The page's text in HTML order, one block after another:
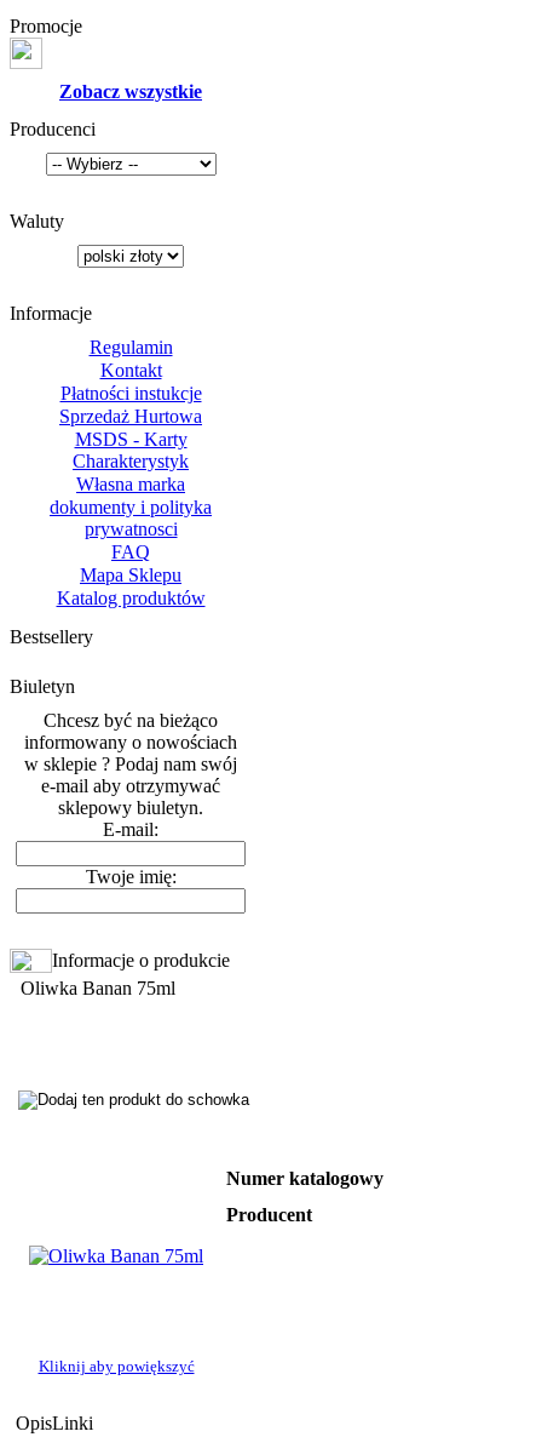
Promocje
Zobacz wszystkie
Producenci
Waluty
Informacje
Regulamin
Kontakt
Płatności instukcje
Sprzedaż Hurtowa
MSDS - Karty
Charakterystyk
Własna marka
dokumenty i polityka
prywatnosci
FAQ
Mapa Sklepu
Katalog produktów
Bestsellery
Biuletyn
Chcesz być na bieżąco
informowany o nowościach
w sklepie ? Podaj nam swój
e-mail aby otrzymywać
sklepowy biuletyn.
E-mail:
Twoje imię:
Informacje o produkcie
Oliwka Banan 75ml
Kliknij aby powiększyć
Numer katalogowy
Producent
OpisLinki